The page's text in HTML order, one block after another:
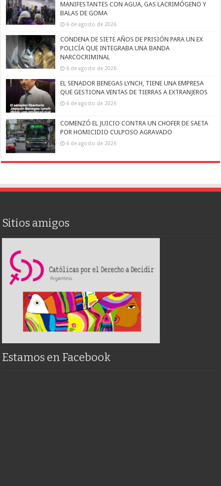
MANIFESTANTES CON AGUA, GAS LACRIMÓGENO Y
BALAS DE GOMA
6 de agosto de 2026
CONDENA DE SIETE AÑOS DE PRISIÓN PARA UN EX
POLICÍA QUE INTEGRABA UNA BANDA
NARCOCRIMINAL
6 de agosto de 2026
EL SENADOR BENEGAS LYNCH, TIENE UNA EMPRESA
QUE GESTIONA VENTAS DE TIERRAS A EXTRANJEROS
6 de agosto de 2026
COMENZÓ EL JUICIO CONTRA UN CHOFER DE SAETA
POR HOMICIDIO CULPOSO AGRAVADO
6 de agosto de 2026
Sitios amigos
Estamos en Facebook